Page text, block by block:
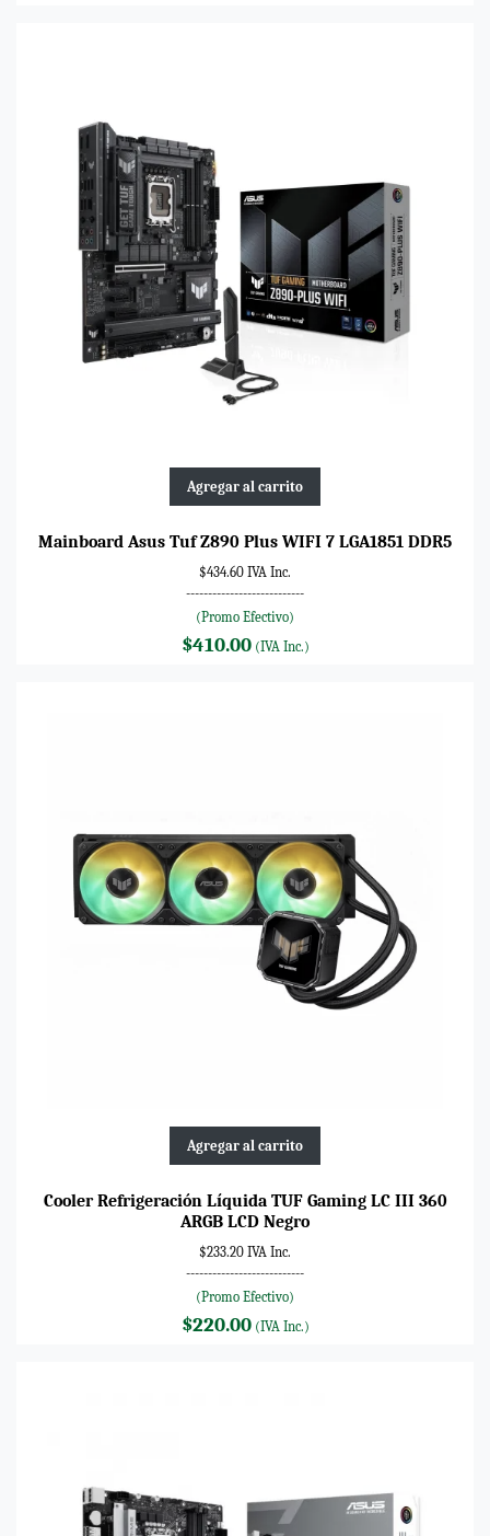
Agregar al carrito
Mainboard Asus Tuf Z890 Plus WIFI 7 LGA1851 DDR5
$434.60 IVA Inc.
---------------------------
(Promo Efectivo)
$410.00(IVA Inc.)
Agregar al carrito
Cooler Refrigeración Líquida TUF Gaming LC III 360
ARGB LCD Negro
$233.20 IVA Inc.
---------------------------
(Promo Efectivo)
$220.00(IVA Inc.)